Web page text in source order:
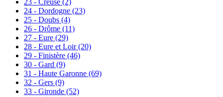
23 - Creuse (2)
24 - Dordogne (23)
25 - Doubs (4)
26 - Drôme (11)
27 - Eure (29)
28 - Eure et Loir(20)
29 - Finistère (46)
30 - Gard (9)
31 - Haute Garonne (69)
32 - Gers (9)
33 - Gironde (52)